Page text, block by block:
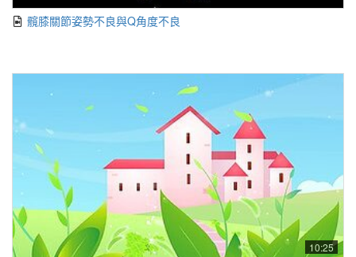
髖膝關節姿勢不良與Q角度不良
10:25